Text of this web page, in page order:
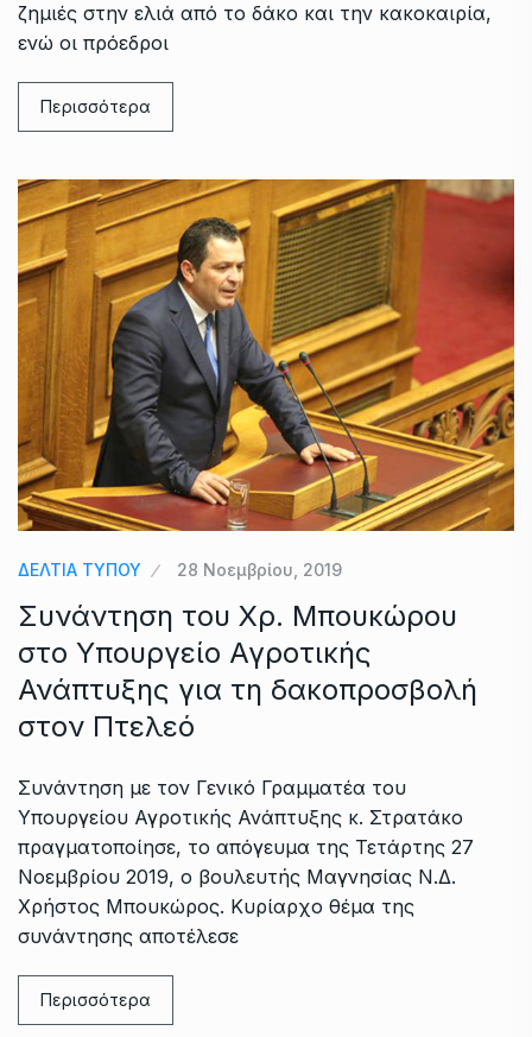
ζημιές στην ελιά από το δάκο και την κακοκαιρία,
ενώ οι πρόεδροι
Περισσότερα
ΔΕΛΤΙΑ ΤΥΠΟΥ 28 Νοεμβρίου, 2019
Συνάντηση του Χρ. Μπουκώρου
στο Υπουργείο Αγροτικής
Ανάπτυξης για τη δακοπροσβολή
στον Πτελεό
Συνάντηση με τον Γενικό Γραμματέα του
Υπουργείου Αγροτικής Ανάπτυξης κ. Στρατάκο
πραγματοποίησε, το απόγευμα της Τετάρτης 27
Νοεμβρίου 2019, ο βουλευτής Μαγνησίας Ν.Δ.
Χρήστος Μπουκώρος. Κυρίαρχο θέμα της
συνάντησης αποτέλεσε
Περισσότερα